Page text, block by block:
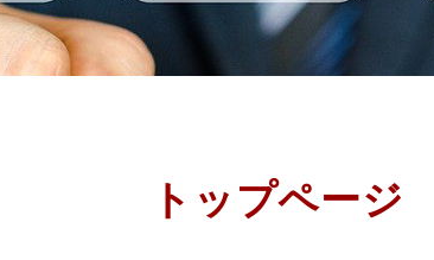
トップページ